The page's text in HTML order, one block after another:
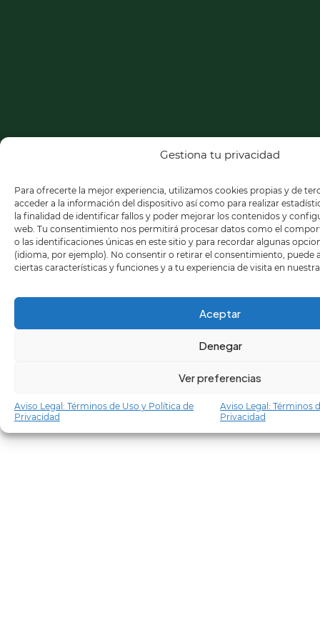
Gestiona tu privacidad
Para ofrecerte la mejor experiencia, utilizamos cookies propias y de
acceder a la información del dispositivo así como para realizar
la finalidad de identificar fallos y poder mejorar los contenidos y
web. Tu consentimiento nos permitirá procesar datos como el
o las identificaciones únicas en este sitio y para recordar algunas
(idioma, por ejemplo). No consentir o retirar el consentimiento, puede
ciertas características y funciones y a tu experiencia de visita en
Aceptar
Denegar
Ver preferencias
Aviso Legal: Términos de Uso y Política de
Privacidad
Aviso Legal: Términos
Privacidad